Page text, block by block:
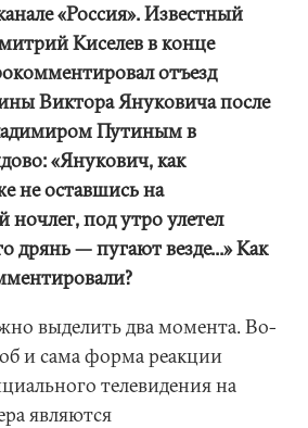
«Россия». Известный
Киселев в конце
отъезд
Виктора Януковича после
Путиным в
«Янукович, как
не оставшись на
под утро улетел
дрянь — пугают везде...» Как
выделить два момента. Во-
и сама форма реакции
телевидения на
являются